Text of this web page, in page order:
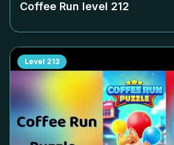
Coffee Run level 212
Level 213